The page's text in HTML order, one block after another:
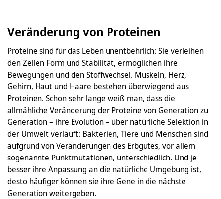
Veränderung von Proteinen
Proteine sind für das Leben unentbehrlich: Sie verleihen
den Zellen Form und Stabilität, ermöglichen ihre
Bewegungen und den Stoffwechsel. Muskeln, Herz,
Gehirn, Haut und Haare bestehen überwiegend aus
Proteinen. Schon sehr lange weiß man, dass die
allmähliche Veränderung der Proteine von Generation zu
Generation – ihre Evolution – über natürliche Selektion in
der Umwelt verläuft: Bakterien, Tiere und Menschen sind
aufgrund von Veränderungen des Erbgutes, vor allem
sogenannte Punktmutationen, unterschiedlich. Und je
besser ihre Anpassung an die natürliche Umgebung ist,
desto häufiger können sie ihre Gene in die nächste
Generation weitergeben.